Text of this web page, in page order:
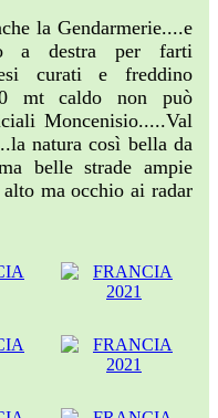
la Gendarmerie....e
a destra per farti
curati e freddino
mt caldo non può
Moncenisio.....Val
natura così bella da
belle strade ampie
ma occhio ai radar